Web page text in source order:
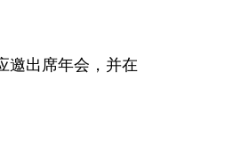
邀出席年会，并在